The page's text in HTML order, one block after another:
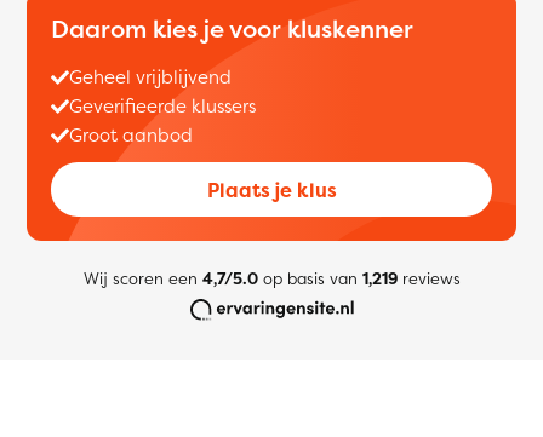
Daarom kies je voor kluskenner
Geheel vrijblijvend
Geverifieerde klussers
Groot aanbod
Plaats je klus
Wij scoren een 4,7/5.0op basis van 1,219reviews